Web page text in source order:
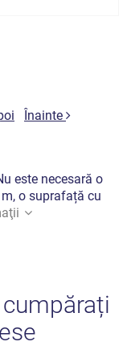
Înainte
este necesară o
o suprafață cu